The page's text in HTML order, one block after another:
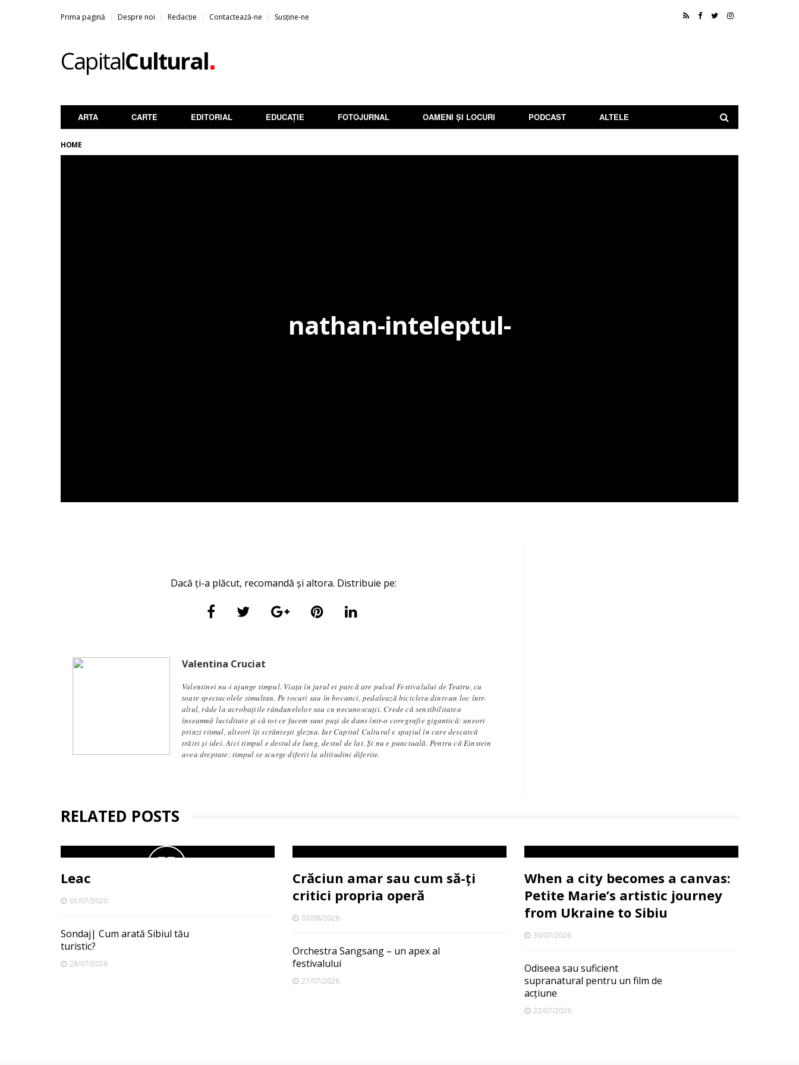
Prima pagină Despre noi Redacție Contactează-ne Susține-ne
CapitalCultural.
ARTA CARTE EDITORIAL EDUCAȚIE FOTOJURNAL OAMENI ȘI LOCURI PODCAST ALTELE
HOME
nathan-inteleptul-
Dacă ți-a plăcut, recomandă și altora. Distribuie pe:
Valentina Cruciat
Valentinei nu-i ajunge timpul. Viața în jurul ei parcă are pulsul Festivalului de Teatru, cu
toate spectacolele simultan. Pe tocuri sau în bocanci, pedalează bicicleta dintr-un loc într-
altul, râde la acrobațiile rândunelelor sau cu necunoscuții. Crede că sensibilitatea
înseamnă luciditate și că tot ce facem sunt pași de dans într-o coregrafie gigantică: uneori
prinzi ritmul, alteori îți scrântești glezna. Iar Capital Cultural e spațiul în care descarcă
trăiri și idei. Aici timpul e destul de lung, destul de lat. Și nu e punctuală. Pentru că Einstein
avea dreptate: timpul se scurge diferit la altitudini diferite.
RELATED POSTS
Leac
01/07/2020
Sondaj| Cum arată Sibiul tău
turistic?
28/07/2026
Crăciun amar sau cum să-ți
critici propria operă
03/08/2026
Orchestra Sangsang – un apex al
festivalului
27/07/2026
When a city becomes a canvas:
Petite Marie’s artistic journey
from Ukraine to Sibiu
30/07/2026
Odiseea sau suficient
supranatural pentru un film de
acțiune
22/07/2026